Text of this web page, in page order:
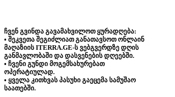
ჩვენ გვინდა გავამახვილოთ ყურადღება:
• შეკვეთა შეგიძლიათ განათავსოთ ონლაინ
მაღაზიის ITERRA.GE-ს ვებგვერდზე დღის
განმავლობაში და დასვენების დღეებში.
• ჩვენი გუნდი მოგემსახურებათ
ოპერატიულად.
• ყველა კითხვას პასუხი გაეცემა სამუშაო
საათებში.